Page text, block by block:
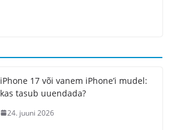
iPhone 17 või vanem iPhone’i mudel:
kas tasub uuendada?
24. juuni 2026